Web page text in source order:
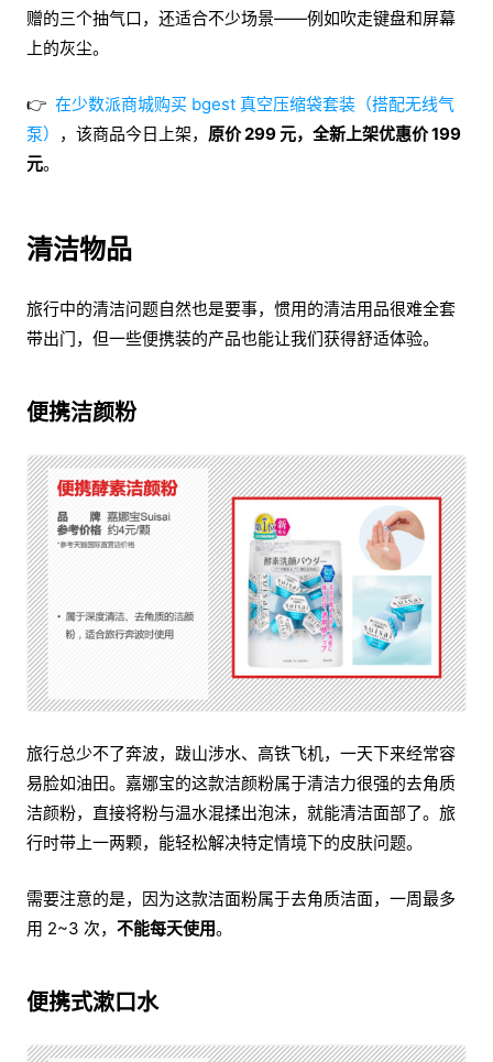
赠的三个抽气口，还适合不少场景——例如吹走键盘和屏幕
上的灰尘。
👉 在少数派商城购买 bgest 真空压缩袋套装（搭配无线气
泵）
，该商品今日上架， 原价 299 元，全新上架优惠价 199
元。
清洁物品
旅行中的清洁问题自然也是要事，惯用的清洁用品很难全套
带出门，但一些便携装的产品也能让我们获得舒适体验。
便携洁颜粉
旅行总少不了奔波，跋山涉水、高铁飞机，一天下来经常容
易脸如油田。嘉娜宝的这款洁颜粉属于清洁力很强的去角质
洁颜粉，直接将粉与温水混揉出泡沫，就能清洁面部了。旅
行时带上一两颗，能轻松解决特定情境下的皮肤问题。
需要注意的是，因为这款洁面粉属于去角质洁面，一周最多
用 2~3 次， 不能每天使用。
便携式漱口水